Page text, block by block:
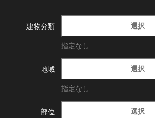
建物分類 選択
指定なし
地域 選択
指定なし
部位 選択